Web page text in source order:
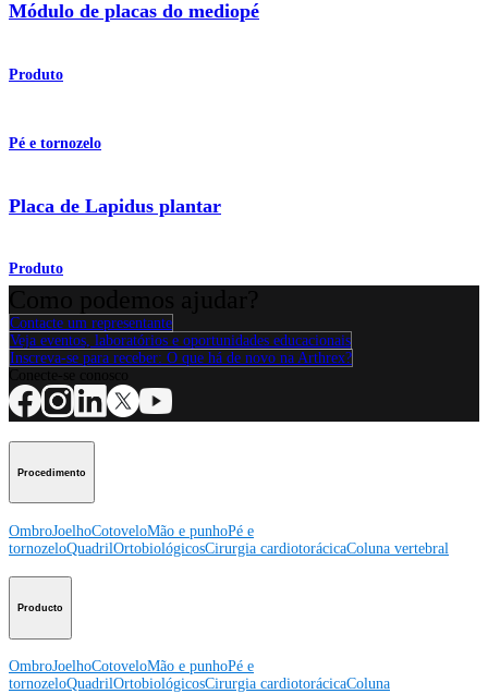
Módulo de placas do mediopé
Produto
Pé e tornozelo
Placa de Lapidus plantar
Produto
Contacte um representante
Veja eventos, laboratórios e oportunidades educacionais
Inscreva-se para receber: O que há de novo na Arthrex?
Procedimento
OmbroJoelhoCotoveloMão e punhoPé e
tornozeloQuadrilOrtobiológicosCirurgia cardiotorácicaColuna vertebral
Producto
OmbroJoelhoCotoveloMão e punhoPé e
tornozeloQuadrilOrtobiológicosCirurgia cardiotorácicaColuna